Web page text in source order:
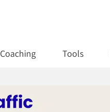
Coaching Tools